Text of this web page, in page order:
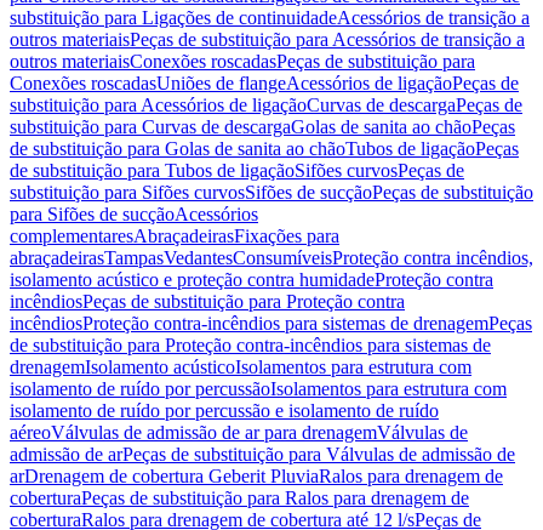
substituição para Ligações de continuidadeAcessórios de transição a
outros materiaisPeças de substituição para Acessórios de transição a
outros materiaisConexões roscadasPeças de substituição para
Conexões roscadasUniões de flangeAcessórios de ligaçãoPeças de
substituição para Acessórios de ligaçãoCurvas de descargaPeças de
substituição para Curvas de descargaGolas de sanita ao chãoPeças
de substituição para Golas de sanita ao chãoTubos de ligaçãoPeças
de substituição para Tubos de ligaçãoSifões curvosPeças de
substituição para Sifões curvosSifões de sucçãoPeças de substituição
para Sifões de sucçãoAcessórios
complementaresAbraçadeirasFixações para
abraçadeirasTampasVedantesConsumíveisProteção contra incêndios,
isolamento acústico e proteção contra humidadeProteção contra
incêndiosPeças de substituição para Proteção contra
incêndiosProteção contra-incêndios para sistemas de drenagemPeças
de substituição para Proteção contra-incêndios para sistemas de
drenagemIsolamento acústicoIsolamentos para estrutura com
isolamento de ruído por percussãoIsolamentos para estrutura com
isolamento de ruído por percussão e isolamento de ruído
aéreoVálvulas de admissão de ar para drenagemVálvulas de
admissão de arPeças de substituição para Válvulas de admissão de
arDrenagem de cobertura Geberit PluviaRalos para drenagem de
coberturaPeças de substituição para Ralos para drenagem de
coberturaRalos para drenagem de cobertura até 12 l/sPeças de